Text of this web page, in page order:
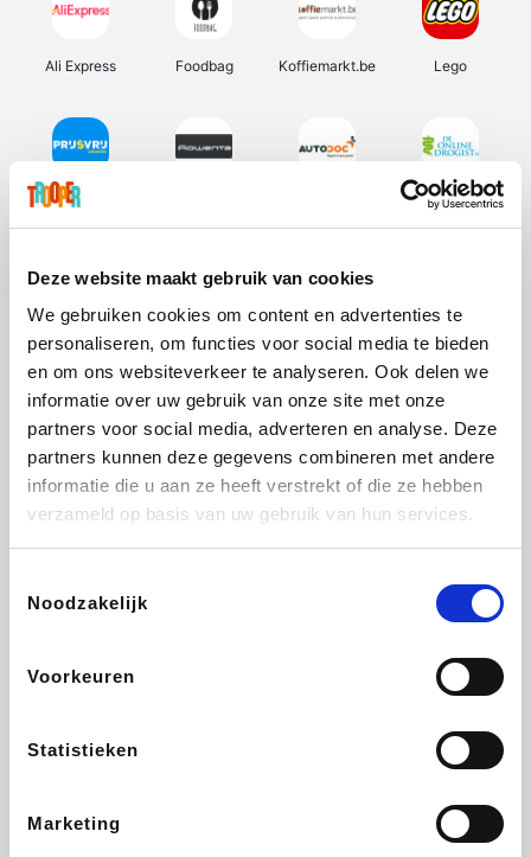
Deze website maakt gebruik van cookies
We gebruiken cookies om content en advertenties te
personaliseren, om functies voor social media te bieden
en om ons websiteverkeer te analyseren. Ook delen we
informatie over uw gebruik van onze site met onze
partners voor social media, adverteren en analyse. Deze
partners kunnen deze gegevens combineren met andere
informatie die u aan ze heeft verstrekt of die ze hebben
verzameld op basis van uw gebruik van hun services.
Noodzakelijk
Voorkeuren
Statistieken
Marketing
Ali Express Foodbag Koffiemarkt.be Lego
Prijsvrij De Online Drogist
Vidaxl Lampenlicht.be Plopsa Adidas
All Accor
DectDirect
SupraBazar